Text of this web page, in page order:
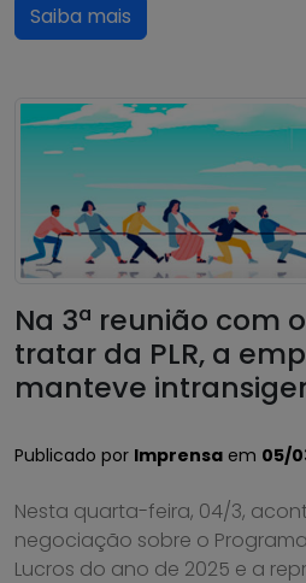
Saiba mais
Na 3ª reunião com
tratar da PLR, a
manteve
Publicado por Imprensa em 05/
Nesta quarta-feira, 04/3,
negociação sobre o
Lucros do ano de 2025 e a